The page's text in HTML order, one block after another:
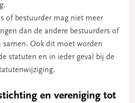
of bestuurder mag niet meer
dan de andere bestuurders of
samen. Ook dit moet worden
statuten en in ieder geval bij de
en verenigingtot